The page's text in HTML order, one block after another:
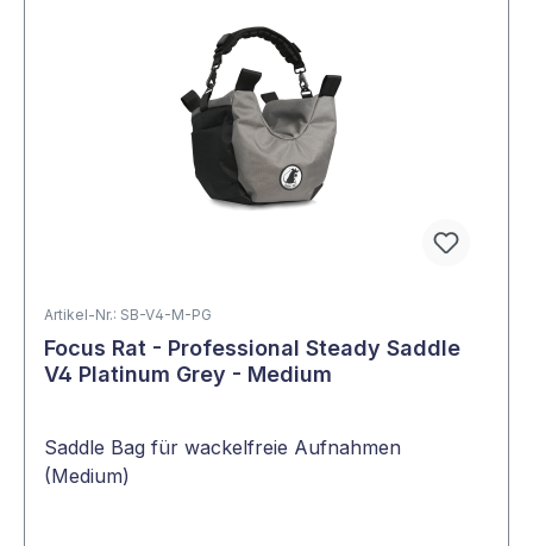
Artikel-Nr.: SB-V4-M-PG
Focus Rat - Professional Steady Saddle
V4 Platinum Grey - Medium
Saddle Bag für wackelfreie Aufnahmen
(Medium)